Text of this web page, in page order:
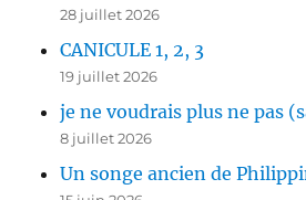
28 juillet 2026
CANICULE 1, 2, 3
19 juillet 2026
je ne voudrais plus ne pas
8 juillet 2026
Un songe ancien de